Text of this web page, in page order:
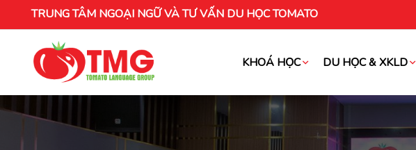
TRUNG TÂM NGOẠI NGỮ VÀ TƯ VẤN DU HỌC TOMATO
KHOÁ HỌC DU HỌC & XKLD